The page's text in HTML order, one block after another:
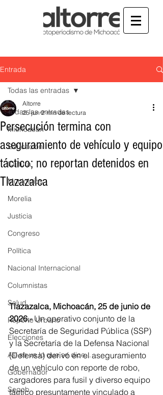
Entrada
Todas las entradas
Michoacán
Educación
Cultura
Municipios
Morelia
Justicia
Congreso
Política
Nacional Internacional
Columnistas
Salud
Reporte Urbano
Elecciones
Así se ve lo que se dice...
Gobernador
Segob
Todas las entradas
Persecución termina con
aseguramiento de vehículo y equipo
táctico; no reportan detenidos en
Tlazazalca
Altorre
25 jun 2 min de lectura
Tlazazalca, Michoacán, 25 de junio de
2026.- Un operativo conjunto de la
Secretaría de Seguridad Pública (SSP)
y la Secretaría de la Defensa Nacional
(Defensa) derivó en el aseguramiento
de un vehículo con reporte de robo,
cargadores para fusil y diverso equipo
táctico presuntamente vinculado a